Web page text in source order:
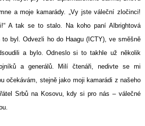
a moje kamarády. „Vy jste váleční zločinci!
A tak se to stalo. Na koho paní Albrightová
byl. Odvezli ho do Haagu (ICTY), ve směšně
a bylo. Odneslo si to takhle už několik
a generálů. Milí čtenáři, nedivte se mi
očekávám, stejně jako moji kamarádi z našeho
Srbů na Kosovu, kdy si pro nás – válečné